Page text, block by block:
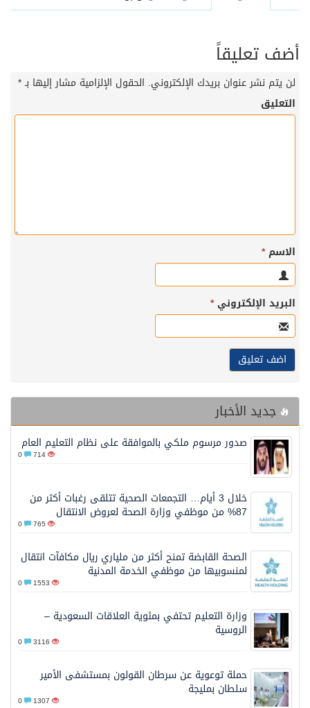
أضف تعليقاً
لن يتم نشر عنوان بريدك الإلكتروني. الحقول الإلزامية مشار إليها بـ*
التعليق
الاسم*
البريد الإلكتروني*
جديد الأخبار
صدور مرسوم ملكي بالموافقة على نظام التعليم العام
714
خلال 3 أيام… التجمعات الصحية تتلقى رغبات أكثر من
87% من موظفي وزارة الصحة لعروض الانتقال
765
الصحة القابضة تمنح أكثر من ملياري ريال مكافآت انتقال
لمنسوبيها من موظفي الخدمة المدنية
1553
وزارة التعليم تحتفي بمئوية العلاقات السعودية –
الروسية
3116
حملة توعوية عن سرطان القولون بمستشفى الأمير
سلطان بمليجة
1307